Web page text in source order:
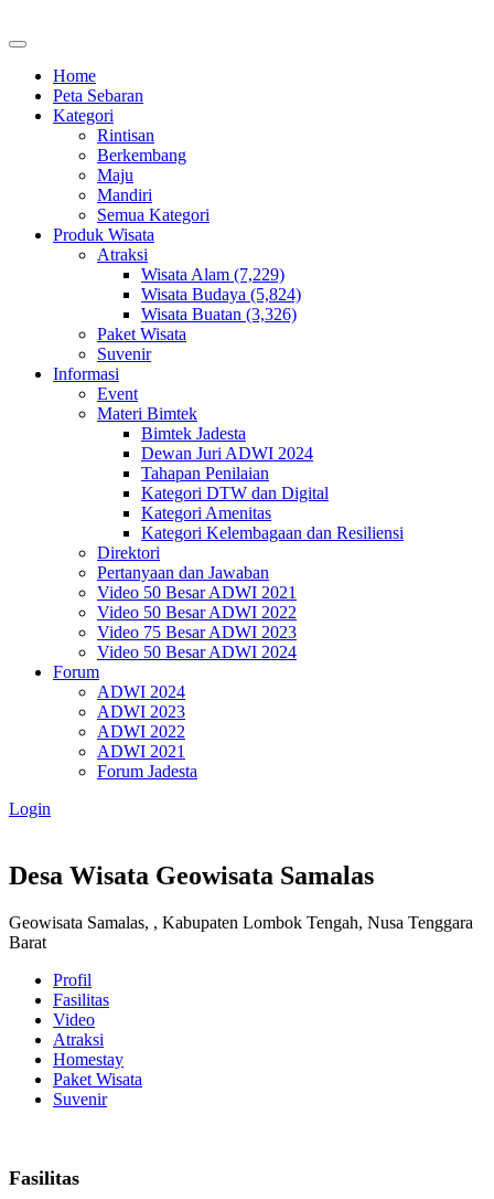
Home
Peta Sebaran
Kategori
Rintisan
Berkembang
Maju
Mandiri
Semua Kategori
Produk Wisata
Atraksi
Wisata Alam (7,229)
Wisata Budaya (5,824)
Wisata Buatan (3,326)
Paket Wisata
Suvenir
Informasi
Event
Materi Bimtek
Bimtek Jadesta
Dewan Juri ADWI 2024
Tahapan Penilaian
Kategori DTW dan Digital
Kategori Amenitas
Kategori Kelembagaan dan Resiliensi
Direktori
Pertanyaan dan Jawaban
Video 50 Besar ADWI 2021
Video 50 Besar ADWI 2022
Video 75 Besar ADWI 2023
Video 50 Besar ADWI 2024
Forum
ADWI 2024
ADWI 2023
ADWI 2022
ADWI 2021
Forum Jadesta
Login
Desa Wisata Geowisata Samalas
Geowisata Samalas, , Kabupaten Lombok Tengah, Nusa Tenggara
Barat
Profil
Fasilitas
Video
Atraksi
Homestay
Paket Wisata
Suvenir
Fasilitas